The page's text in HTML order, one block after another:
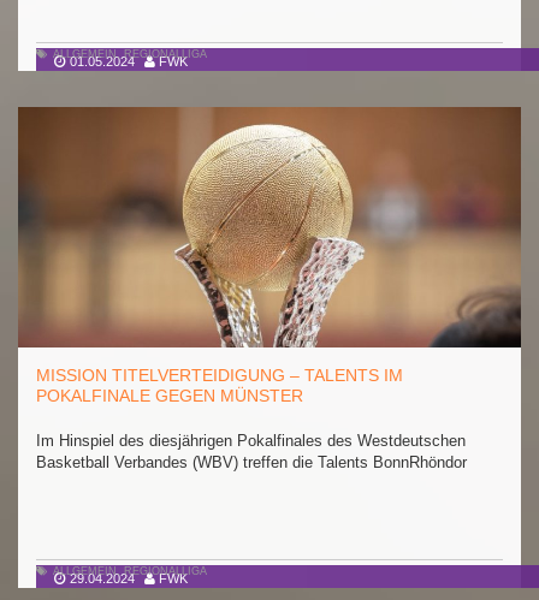
01.05.2024 FWK
ALLGEMEIN,REGIONALLIGA
29.04.2024 FWK
MISSION TITELVERTEIDIGUNG – TALENTS IM
POKALFINALE GEGEN MÜNSTER
Im Hinspiel des diesjährigen Pokalfinales des Westdeutschen
Basketball Verbandes (WBV) treffen die Talents BonnRhöndor
ALLGEMEIN,REGIONALLIGA